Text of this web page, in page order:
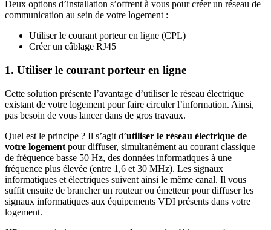
Deux options d’installation s’offrent à vous pour créer un réseau de
communication au sein de votre logement :
Utiliser le courant porteur en ligne (CPL)
Créer un câblage RJ45
1. Utiliser le courant porteur en ligne
Cette solution présente l’avantage d’utiliser le réseau électrique
existant de votre logement pour faire circuler l’information. Ainsi,
pas besoin de vous lancer dans de gros travaux.
Quel est le principe ? Il s’agit d’utiliser le réseau électrique de
votre logement pour diffuser, simultanément au courant classique
de fréquence basse 50 Hz, des données informatiques à une
fréquence plus élevée (entre 1,6 et 30 MHz). Les signaux
informatiques et électriques suivent ainsi le même canal. Il vous
suffit ensuite de brancher un routeur ou émetteur pour diffuser les
signaux informatiques aux équipements VDI présents dans votre
logement.